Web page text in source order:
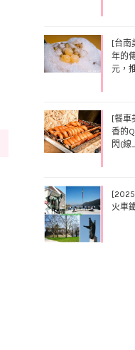
[台南
年的
元，
[餐車
香的
閃(線
火車